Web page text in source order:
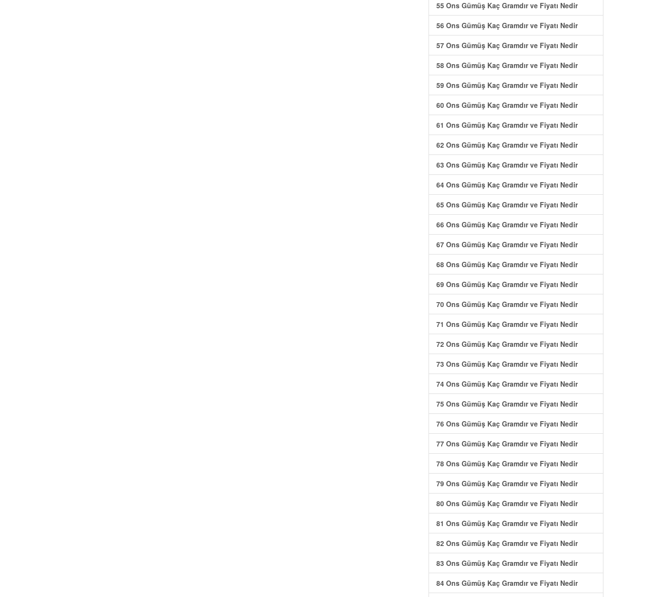
55 Ons Gümüş Kaç Gramdır ve Fiyatı Nedir
56 Ons Gümüş Kaç Gramdır ve Fiyatı Nedir
57 Ons Gümüş Kaç Gramdır ve Fiyatı Nedir
58 Ons Gümüş Kaç Gramdır ve Fiyatı Nedir
59 Ons Gümüş Kaç Gramdır ve Fiyatı Nedir
60 Ons Gümüş Kaç Gramdır ve Fiyatı Nedir
61 Ons Gümüş Kaç Gramdır ve Fiyatı Nedir
62 Ons Gümüş Kaç Gramdır ve Fiyatı Nedir
63 Ons Gümüş Kaç Gramdır ve Fiyatı Nedir
64 Ons Gümüş Kaç Gramdır ve Fiyatı Nedir
65 Ons Gümüş Kaç Gramdır ve Fiyatı Nedir
66 Ons Gümüş Kaç Gramdır ve Fiyatı Nedir
67 Ons Gümüş Kaç Gramdır ve Fiyatı Nedir
68 Ons Gümüş Kaç Gramdır ve Fiyatı Nedir
69 Ons Gümüş Kaç Gramdır ve Fiyatı Nedir
70 Ons Gümüş Kaç Gramdır ve Fiyatı Nedir
71 Ons Gümüş Kaç Gramdır ve Fiyatı Nedir
72 Ons Gümüş Kaç Gramdır ve Fiyatı Nedir
73 Ons Gümüş Kaç Gramdır ve Fiyatı Nedir
74 Ons Gümüş Kaç Gramdır ve Fiyatı Nedir
75 Ons Gümüş Kaç Gramdır ve Fiyatı Nedir
76 Ons Gümüş Kaç Gramdır ve Fiyatı Nedir
77 Ons Gümüş Kaç Gramdır ve Fiyatı Nedir
78 Ons Gümüş Kaç Gramdır ve Fiyatı Nedir
79 Ons Gümüş Kaç Gramdır ve Fiyatı Nedir
80 Ons Gümüş Kaç Gramdır ve Fiyatı Nedir
81 Ons Gümüş Kaç Gramdır ve Fiyatı Nedir
82 Ons Gümüş Kaç Gramdır ve Fiyatı Nedir
83 Ons Gümüş Kaç Gramdır ve Fiyatı Nedir
84 Ons Gümüş Kaç Gramdır ve Fiyatı Nedir